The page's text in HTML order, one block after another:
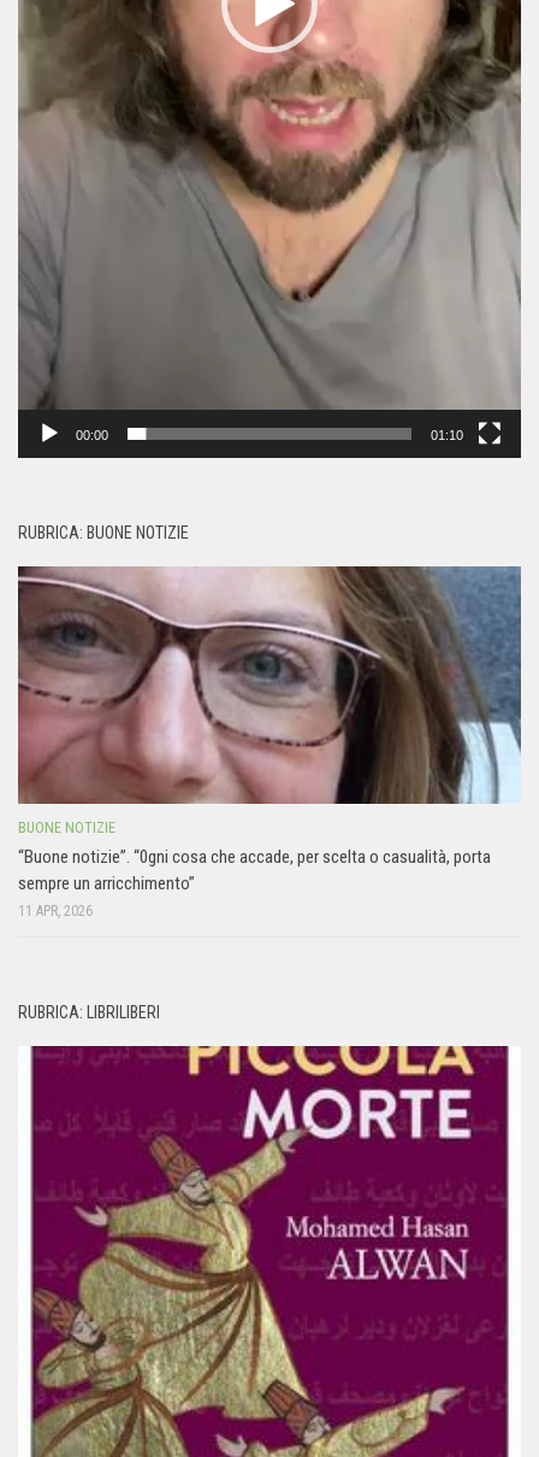
00:00 01:10
RUBRICA: BUONE NOTIZIE
BUONE NOTIZIE
“Buone notizie”. “0gni cosa che accade, per scelta o casualità, porta
sempre un arricchimento”
11 APR, 2026
RUBRICA: LIBRILIBERI